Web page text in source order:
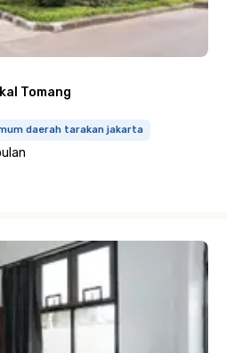
Tomang
daerah tarakan jakarta